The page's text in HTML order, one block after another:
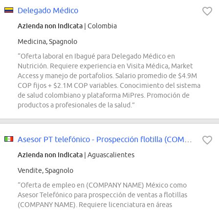
Delegado Médico
Azienda non indicata | Colombia
Medicina, Spagnolo
“Oferta laboral en Ibagué para Delegado Médico en
Nutrición. Requiere experiencia en Visita Médica, Market
Access y manejo de portafolios. Salario promedio de $4.9M
COP fijos + $2.1M COP variables. Conocimiento del sistema
de salud colombiano y plataforma MiPres. Promoción de
productos a profesionales de la salud.”
Azienda non indicata | Aguascalientes
Vendite, Spagnolo
“Oferta de empleo en (COMPANY NAME) México como
Asesor Telefónico para prospección de ventas a flotillas
(COMPANY NAME). Requiere licenciatura en áreas